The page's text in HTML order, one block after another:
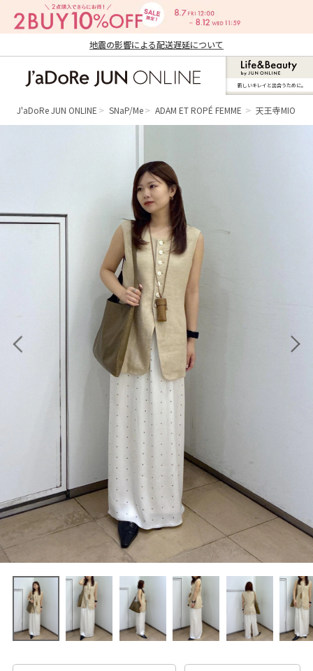
地震の影響による配送遅延について
ン オンライン）
新しいキレイと出合うために。
J'aDoRe JUN ONLINE SNaP/Me ADAM ET ROPÉ FEMME 天王寺MIO